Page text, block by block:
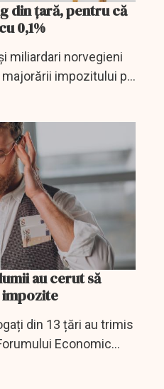
din țară, pentru că
0,1%
miliardari norvegieni
impozitului pe
este Elveția.
au cerut să
impozite
din 13 țări au trimis
Economic
impozitați mai mult.